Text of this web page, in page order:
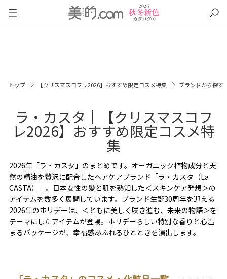
トップ 【クリスマスコフレ2026】おすすめ限定コスメ特集 ブランドから探す
ラ・カスタ｜【クリスマスコフ
レ2026】おすすめ限定コスメ特
集
2026年「ラ・カスタ」のまとめです。オーガニック植物成分と天
然の精油を贅沢に配合したヘアケアブランド「ラ・カスタ（La
CASTA）」。日本女性の髪と肌を熟知した＜スキンケア発想＞の
アイテムを数多く展開しています。ブランド生誕30周年を迎える
2026年のホリデーは、＜ともに美しく咲き進む、未来の物語＞を
テーマにしたアイテムが登場。ホリデーらしい特別な香りと心温
まるパッケージが、幸福感あふれるひとときを演出します。